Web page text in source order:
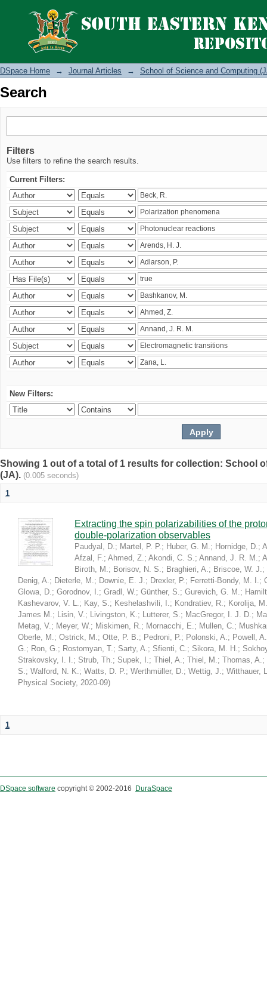
Search
DSpace Home → Journal Articles → School of Science and Computing
Search
Filters
Use filters to refine the search results.
Current Filters:
New Filters:
Showing 1 out of a total of 1 results for collection: School
(JA). (0.005 seconds)
1
Extracting the spin polarizabilities of the
double-polarization observables
Paudyal, D.; Martel, P. P.; Huber, G. M.; Hornidge, D.;
Afzal, F.; Ahmed, Z.; Akondi, C. S.; Annand, J. R. M.;
Biroth, M.; Borisov, N. S.; Braghieri, A.; Briscoe, W. J.;
Denig, A.; Dieterle, M.; Downie, E. J.; Drexler, P.; Ferretti-Bondy, M. I.;
Glowa, D.; Gorodnov, I.; Gradl, W.; Günther, S.; Gurevich, G. M.;
Kashevarov, V. L.; Kay, S.; Keshelashvili, I.; Kondratiev, R.; Korolija, M.
James M.; Lisin, V.; Livingston, K.; Lutterer, S.; MacGregor, I. J. D.;
Metag, V.; Meyer, W.; Miskimen, R.; Mornacchi, E.; Mullen, C.;
Oberle, M.; Ostrick, M.; Otte, P. B.; Pedroni, P.; Polonski, A.; Powell, A.
G.; Ron, G.; Rostomyan, T.; Sarty, A.; Sfienti, C.; Sikora, M. H.;
Strakovsky, I. I.; Strub, Th.; Supek, I.; Thiel, A.; Thiel, M.; Thomas, A.;
S.; Walford, N. K.; Watts, D. P.; Werthmüller, D.; Wettig, J.; Witthauer,
Physical Society, 2020-09)
1
DSpace software copyright © 2002-2016 DuraSpace